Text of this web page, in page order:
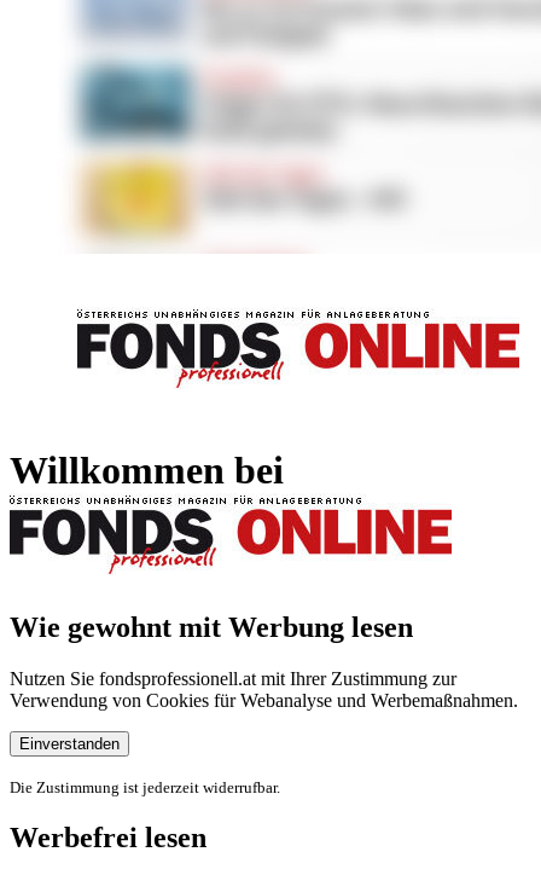
Willkommen bei
Wie gewohnt mit Werbung lesen
Nutzen Sie fondsprofessionell.at mit Ihrer Zustimmung zur
Verwendung von Cookies für Webanalyse und Werbemaßnahmen.
Einverstanden
Die Zustimmung ist jederzeit widerrufbar.
Werbefrei lesen